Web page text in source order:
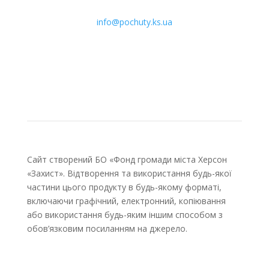
info@pochuty.ks.ua
Сайт створений БО «Фонд громади міста Херсон
«Захист». Відтворення та використання будь-якої
частини цього продукту в будь-якому форматі,
включаючи графічний, електронний, копіювання
або використання будь-яким іншим способом з
обов’язковим посиланням на джерело.